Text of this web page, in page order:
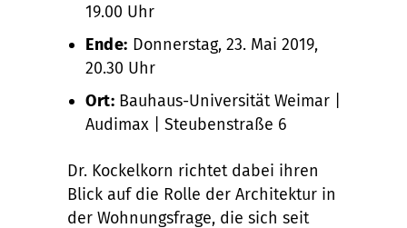
19.00 Uhr
Ende: Donnerstag, 23. Mai 2019,
20.30 Uhr
Ort: Bauhaus-Universität Weimar |
Audimax | Steubenstraße 6
Dr. Kockelkorn richtet dabei ihren
Blick auf die Rolle der Architektur in
der Wohnungsfrage, die sich seit